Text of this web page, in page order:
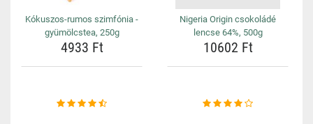
Kókuszos-rumos szimfónia -
gyümölcstea, 250g
4933 Ft
Nigeria Origin csokoládé
lencse 64%, 500g
10602 Ft